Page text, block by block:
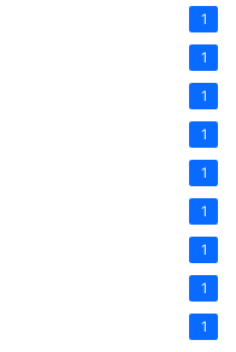
1
1
1
1
1
1
1
1
1